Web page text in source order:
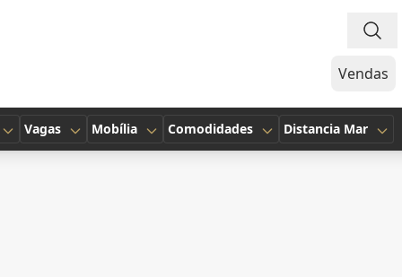
Vendas
Vagas Mobília Comodidades Distancia Mar